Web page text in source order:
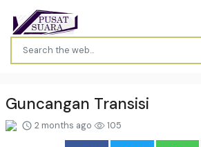
Guncangan Transisi
2 months ago 105